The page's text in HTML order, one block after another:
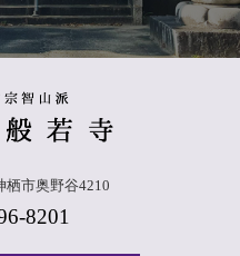
栖市奥野谷4210
8201